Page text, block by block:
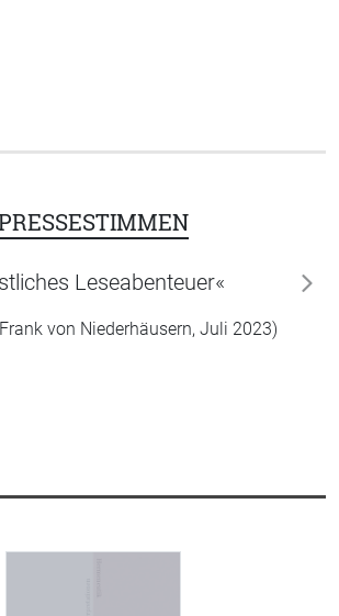
Leseabenteuer«
von Niederhäusern, Juli 2023)